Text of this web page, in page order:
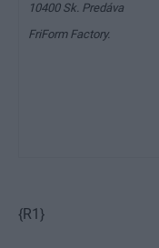
10400 Sk. Predáva
FriForm Factory.
{R1}